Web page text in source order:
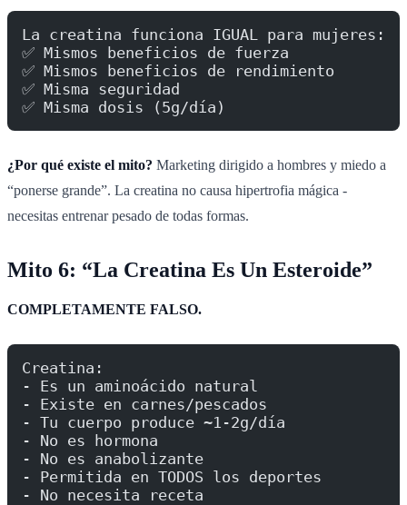
La creatina funciona IGUAL para mujeres:
✅ Mismos beneficios de fuerza
✅ Mismos beneficios de rendimiento
✅ Misma seguridad
✅ Misma dosis (5g/día)
¿Por qué existe el mito? Marketing dirigido a hombres y miedo a
“ponerse grande”. La creatina no causa hipertrofia mágica -
necesitas entrenar pesado de todas formas.
Mito 6: “La Creatina Es Un Esteroide”
COMPLETAMENTE FALSO.
Creatina:
- Es un aminoácido natural
- Existe en carnes/pescados
- Tu cuerpo produce ~1-2g/día
- No es hormona
- No es anabolizante
- Permitida en TODOS los deportes
- No necesita receta